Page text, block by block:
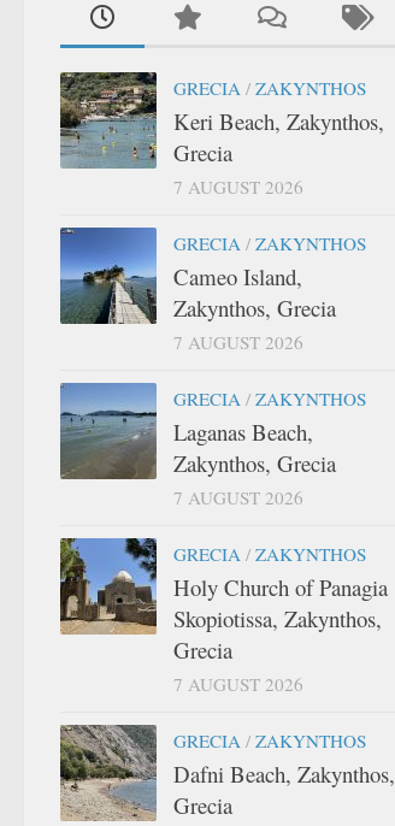
GRECIA / ZAKYNTHOS
Keri Beach, Zakynthos,
Grecia
7 AUGUST 2026
GRECIA / ZAKYNTHOS
Cameo Island,
Zakynthos, Grecia
7 AUGUST 2026
GRECIA / ZAKYNTHOS
Laganas Beach,
Zakynthos, Grecia
7 AUGUST 2026
GRECIA / ZAKYNTHOS
Holy Church of Panagia
Skopiotissa, Zakynthos,
Grecia
7 AUGUST 2026
GRECIA / ZAKYNTHOS
Dafni Beach, Zakynthos,
Grecia